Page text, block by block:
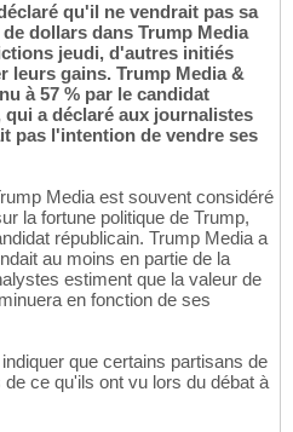
qu'il ne vendrait pas sa
dollars dans Trump Media
jeudi, d'autres initiés
leurs gains. Trump Media &
à 57 % par le candidat
a déclaré aux journalistes
pas l'intention de vendre ses
Media est souvent considéré
la fortune politique de Trump,
républicain. Trump Media a
au moins en partie de la
estiment que la valeur de
en fonction de ses
que certains partisans de
ce qu'ils ont vu lors du débat à